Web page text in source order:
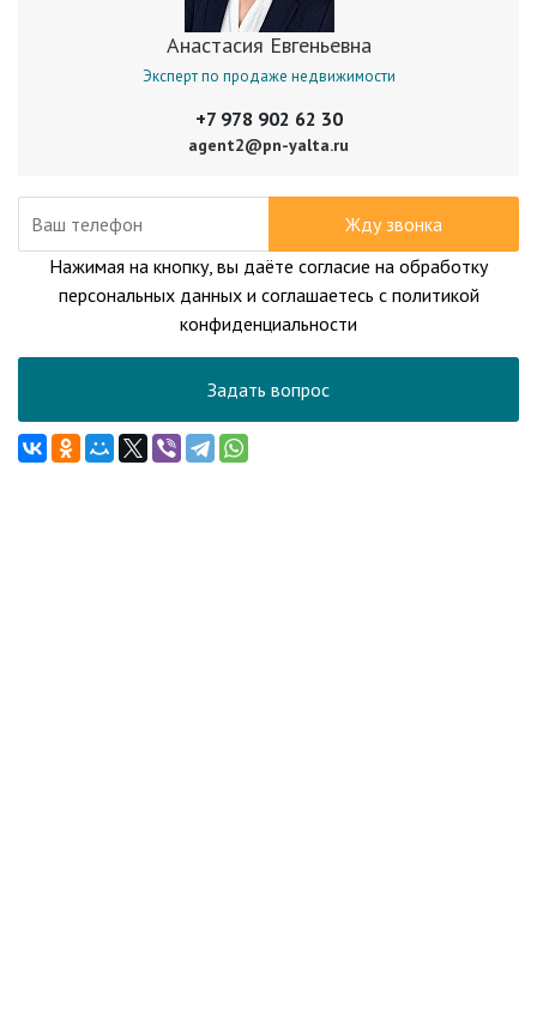
Анастасия Евгеньевна
Эксперт по продаже недвижимости
+7 978 902 62 30
agent2@pn-yalta.ru
Жду звонка
Нажимая на кнопку, вы даёте согласие на обработку
персональных данных и соглашаетесь с политикой
конфиденциальности
Задать вопрос